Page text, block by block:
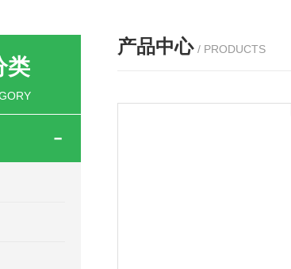
类
产品中心 / PRODUCTS